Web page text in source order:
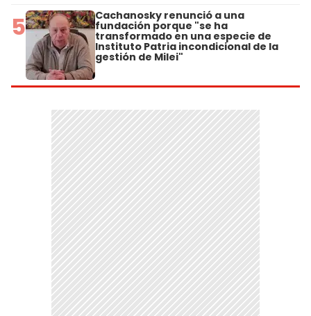
5 Cachanosky renunció a una
fundación porque "se ha
transformado en una especie de
Instituto Patria incondicional de la
gestión de Milei"